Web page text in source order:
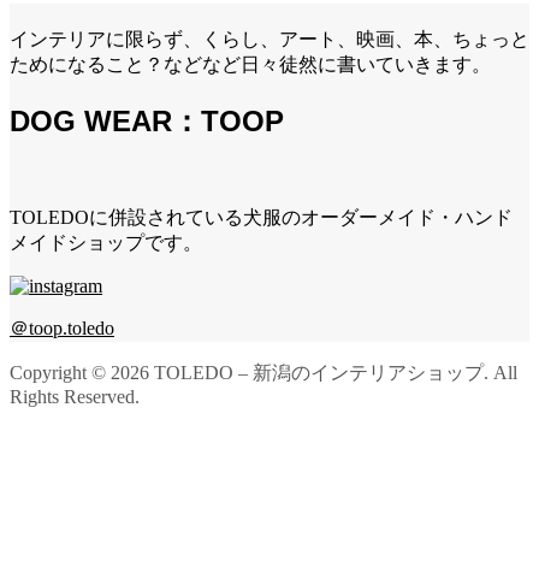
インテリアに限らず、くらし、アート、映画、本、ちょっと
ためになること？などなど日々徒然に書いていきます。
DOG WEAR：TOOP
TOLEDOに併設されている犬服のオーダーメイド・ハンド
メイドショップです。
＠toop.toledo
Copyright © 2026 TOLEDO – 新潟のインテリアショップ. All
Rights Reserved.